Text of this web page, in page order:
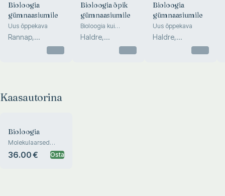
Bioloogia
gümnaasiumile
Uus õppekava
Rannap,
Zingel, Hain,
Bioloogia õpik
gümnaasiumile
Bioloogia kui
teadus. Organismid.
Rakuõpetus
Haldre,
Tenhunen, Hain,
Holopainen, S...
Bioloogia
gümnaasiumile
Uus õppekava
Haldre,
Tenhunen, Hain,
Happonen, Hol...
Kaasautorina
Bioloogia
Molekulaarsed
protsessid. Õpik
gümnaasiumile
36.00 € Osta